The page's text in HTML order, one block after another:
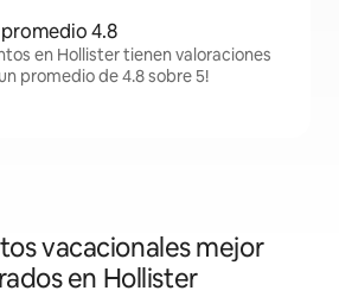
4.8
en Hollister tienen valoraciones
promedio de 4.8 sobre 5!
vacacionales mejor
en Hollister